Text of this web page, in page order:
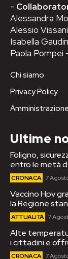
-
Alessandra
Alessio
Isabella
Paola Pompei
Chi siamo
Privacy Policy
Ultime
Foligno,
entro le metà
CRONACA 7
Vaccino Hpv
la Regione
ATTUALITÀ 7
Alte
i cittadini e
CRONACA 7